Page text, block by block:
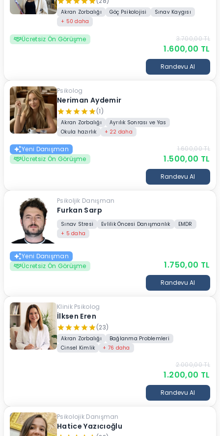
Akran Zorbalığı Göç Psikolojisi
Sınav Kaygısı
+ 50 daha
Ücretsiz Ön Görüşme 3.700,00TL
1.600,00 TL
Randevu Al
Neriman Aydemir
Psikolog
(1)
Akran Zorbalığı
Ayrılık Sonrası ve Yas
Okula hazırlık
+ 22 daha
Yeni Danışman
Ücretsiz Ön Görüşme
1.600,00TL
1.500,00 TL
Randevu Al
Furkan Sarp
Psikoljik Danışman
Sınav Stresi Evlilik Öncesi Danışmanlık
EMDR
+ 5 daha
Yeni Danışman
Ücretsiz Ön Görüşme
1.750,00 TL
Randevu Al
İlksen Eren
Klinik Psikolog
(23)
Akran Zorbalığı
Bağlanma Problemleri
Cinsel Kimlik
+ 76 daha
2.000,00TL
1.200,00 TL
Randevu Al
Hatice Yazıcıoğlu
Psikolojik Danışman